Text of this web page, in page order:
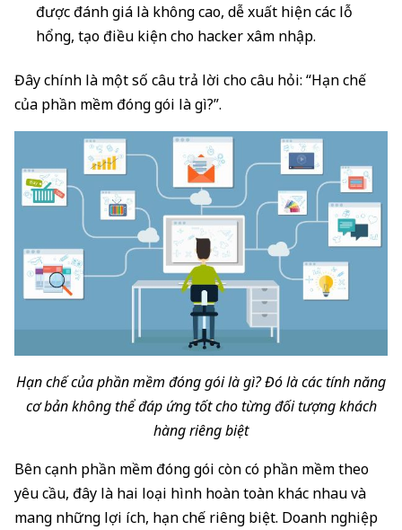
được đánh giá là không cao, dễ xuất hiện các lỗ
hổng, tạo điều kiện cho hacker xâm nhập.
Đây chính là một số câu trả lời cho câu hỏi: “Hạn chế
của phần mềm đóng gói là gì?”.
Hạn chế của phần mềm đóng gói là gì? Đó là các tính năng
cơ bản không thể đáp ứng tốt cho từng đối tượng khách
hàng riêng biệt
Bên cạnh phần mềm đóng gói còn có phần mềm theo
yêu cầu, đây là hai loại hình hoàn toàn khác nhau và
mang những lợi ích, hạn chế riêng biệt. Doanh nghiệp